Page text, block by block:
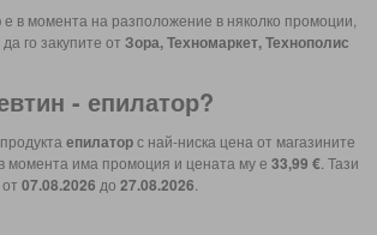
е в момента на разположение в няколко промоции,
го закупите от Зора, Техномаркет, Технополис
- епилатор?
епилаторс най-ниска цена от магазините
, в момента има промоция и цената му е 33,99 € . Тази
07.08.2026 до 27.08.2026